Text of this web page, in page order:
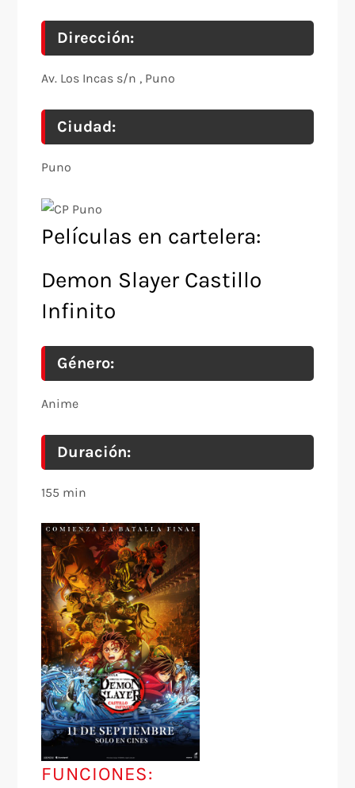
Dirección:
Av. Los Incas s/n , Puno
Ciudad:
Puno
Películas en cartelera:
Demon Slayer Castillo
Infinito
Género:
Anime
Duración:
155 min
FUNCIONES: